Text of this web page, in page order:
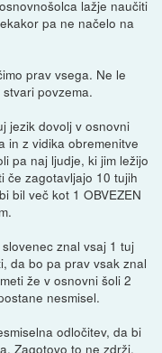
lažje naučiti
pa ne načelo na
prav vsega. Ne le
povzema.
jezik dovolj v osnovni
in z vidika obremenitve
pa naj ljudje, ki jim ležijo
če zagotavljajo 10 tujih
bil več kot 1 OBVEZEN
znal vsaj 1 tuj
da bo pa prav vsak znal
že v osnovni šoli 2
nesmisel.
odločitev, da bi
Zagotovo to ne zdrži,